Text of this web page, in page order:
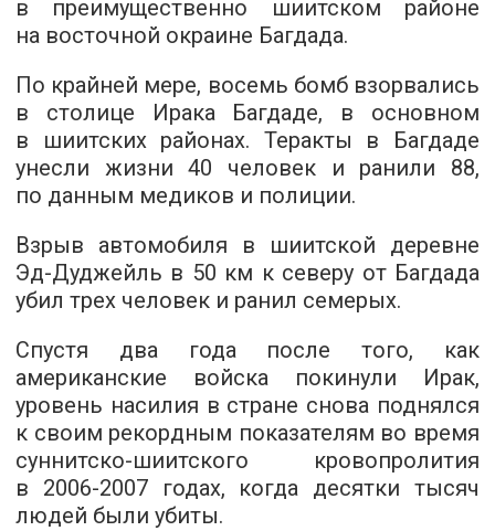
в преимущественно шиитском районе
на восточной окраине Багдада.
По крайней мере, восемь бомб взорвались
в столице Ирака Багдаде, в основном
в шиитских районах. Теракты в Багдаде
унесли жизни 40 человек и ранили 88,
по данным медиков и полиции.
Взрыв автомобиля в шиитской деревне
Эд-Дуджейль в 50 км к северу от Багдада
убил трех человек и ранил семерых.
Спустя два года после того, как
американские войска покинули Ирак,
уровень насилия в стране снова поднялся
к своим рекордным показателям во время
суннитско-шиитского кровопролития
в 2006-2007 годах, когда десятки тысяч
людей были убиты.